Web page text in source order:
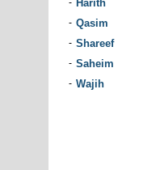
- Harith
- Qasim
- Shareef
- Saheim
- Wajih